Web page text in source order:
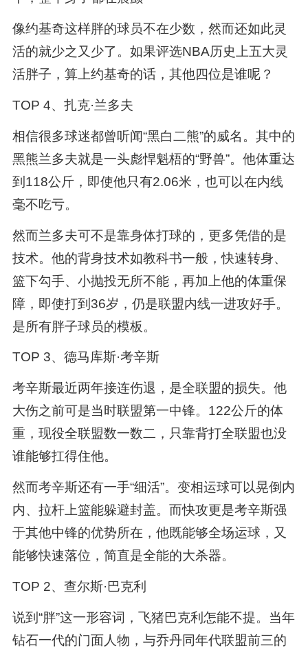
像约基奇这样胖的球员不在少数，然而还如此灵
活的就少之又少了。如果评选NBA历史上五大灵
活胖子，算上约基奇的话，其他四位是谁呢？
TOP 4、扎克·兰多夫
相信很多球迷都曾听闻“黑白二熊”的威名。其中的
黑熊兰多夫就是一头彪悍魁梧的“野兽”。他体重达
到118公斤，即使他只有2.06米，也可以在内线
毫不吃亏。
然而兰多夫可不是靠身体打球的，更多凭借的是
技术。他的背身技术如教科书一般，快速转身、
篮下勾手、小抛投无所不能，再加上他的体重保
障，即使打到36岁，仍是联盟内线一进攻好手。
是所有胖子球员的模板。
TOP 3、德马库斯·考辛斯
考辛斯最近两年接连伤退，是全联盟的损失。他
大伤之前可是当时联盟第一中锋。122公斤的体
重，现役全联盟数一数二，只靠背打全联盟也没
谁能够扛得住他。
然而考辛斯还有一手“细活”。变相运球可以晃倒内
内、拉杆上篮能躲避封盖。而快攻更是考辛斯强
于其他中锋的优势所在，他既能够全场运球，又
能够快速落位，简直是全能的大杀器。
TOP 2、查尔斯·巴克利
说到“胖”这一形容词，飞猪巴克利怎能不提。当年
钻石一代的门面人物，与乔丹同年代联盟前三的